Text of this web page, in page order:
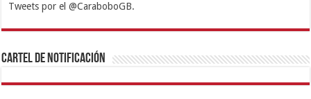
Tweets por el @CaraboboGB.
1xbetBetturkeyBetistKralbetSupertotobetTipobetMatadorbetMariobet
https://mvbcasino.com/
Cartel de Notificación